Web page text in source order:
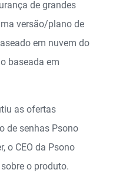
de grandes
versão/plano de
em nuvem do
baseada em
as ofertas
de senhas Psono
o CEO da Psono
o produto.